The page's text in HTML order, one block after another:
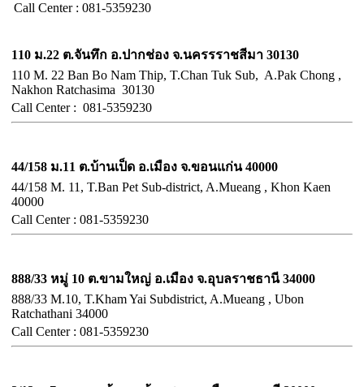
Call Center : 081-5359230
110 ม.22 ต.จันทึก อ.ปากช่อง จ.นครรราชสีมา 30130
110 M. 22 Ban Bo Nam Thip, T.Chan Tuk Sub, A.Pak Chong ,
Nakhon Ratchasima 30130
Call Center : 081-5359230
44/158 ม.11 ต.บ้านเป็ด อ.เมือง จ.ขอนแก่น 40000
44/158 M. 11, T.Ban Pet Sub-district, A.Mueang , Khon Kaen
40000
Call Center : 081-5359230
888/33 หมู่ 10 ต.ขามใหญ่ อ.เมือง จ.อุบลราชธานี 34000
888/33 M.10, T.Kham Yai Subdistrict, A.Mueang , Ubon
Ratchathani 34000
Call Center : 081-5359230